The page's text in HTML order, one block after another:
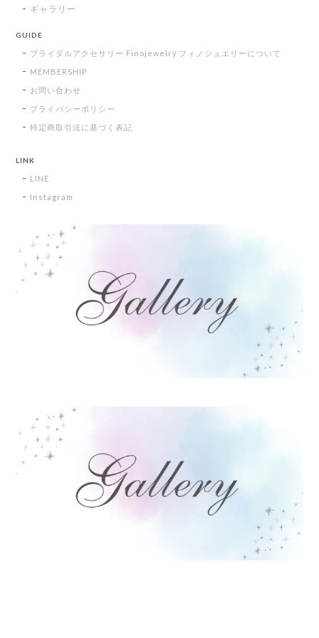
ギャラリー
GUIDE
ブライダルアクセサリー Finojewelry フィノジュエリーについて
MEMBERSHIP
お問い合わせ
プライバシーポリシー
特定商取引法に基づく表記
LINK
LINE
Instagram